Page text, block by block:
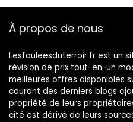
À propos de nous
Lesfouleesduterroir.fr est un
révision de prix tout-en-un
meilleures offres disponibles
courant des derniers blogs
propriété de leurs
cité est dérivé de leurs